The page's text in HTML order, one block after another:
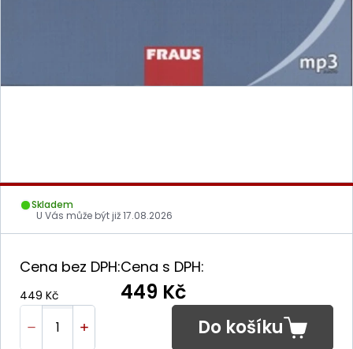
Skladem
U Vás může být již17.08.2026
Cena bez DPH:
449 Kč
Cena s DPH:
449 Kč
Do košíku